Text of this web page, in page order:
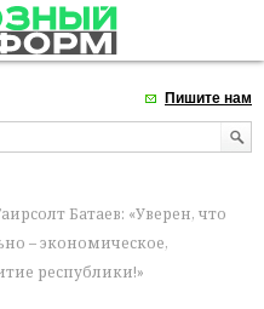
Пишите нам
Батаев: «Уверен, что
– экономическое,
республики!»